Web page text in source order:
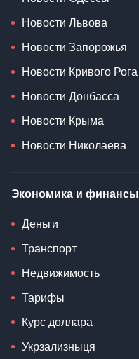
Новости Львова
Новости Запорожья
Новости Кривого Рога
Новости Донбасса
Новости Крыма
Новости Николаева
Экономика и финансы
Деньги
Транспорт
Недвижимость
Тарифы
Курс доллара
Укрзализныця